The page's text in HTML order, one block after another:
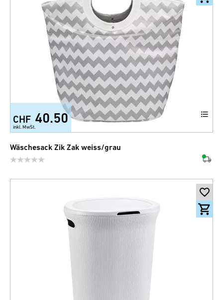
CHF 40.50
inkl. MwSt.
Wäschesack Zik Zak weiss/grau